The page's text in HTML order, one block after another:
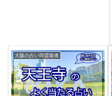
大阪の占い師霊能者